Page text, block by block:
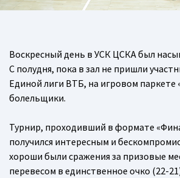
Воскресный день в УСК ЦСКА был
С полудня, пока в зал не пришли
Единой лиги ВТБ, на игровом паркете
болельщики.
Турнир, проходивший в формате
получился интересным и
хороши были сражения за призовые
перевесом в единственное очко (22-